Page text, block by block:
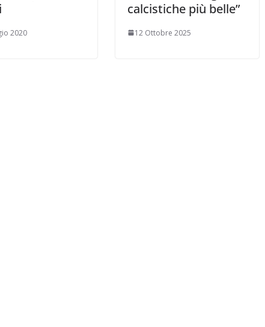
2020
calcistiche più belle”
12 Ottobre 2025